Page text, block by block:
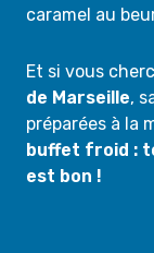
caramel au
Et si vous
de Marseille,
préparées à la
buffet froid :
est bon !